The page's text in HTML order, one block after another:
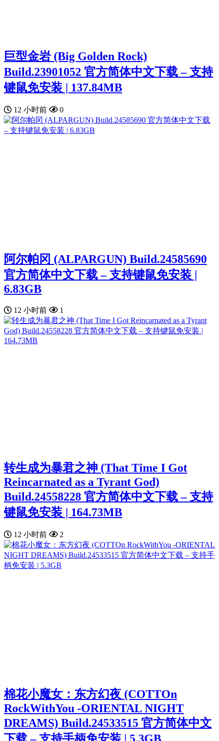
巨型金岩 (Big Golden Rock)
Build.23901052 官方简体中文下载 – 支持
键鼠免安装 | 137.84MB
12 小时前 0
阿尔帕冈 (ALPARGUN) Build.24585690
官方简体中文下载 – 支持键鼠免安装 |
6.83GB
12 小时前 1
转生成为暴君之神 (That Time I Got
Reincarnated as a Tyrant God)
Build.24558228 官方简体中文下载 – 支持
键鼠免安装 | 164.73MB
12 小时前 2
棉花小魔女：东方幻夜 (COTTOn
RockWithYou -ORIENTAL NIGHT
DREAMS) Build.24533515 官方简体中文